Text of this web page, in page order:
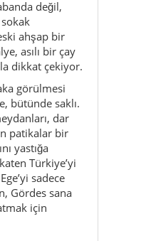
değil,
ahşap bir
asılı bir çay
dikkat çekiyor.
görülmesi
bütünde saklı.
dar
patikalar bir
yastığa
Türkiye’yi
sadece
Gördes sana
için